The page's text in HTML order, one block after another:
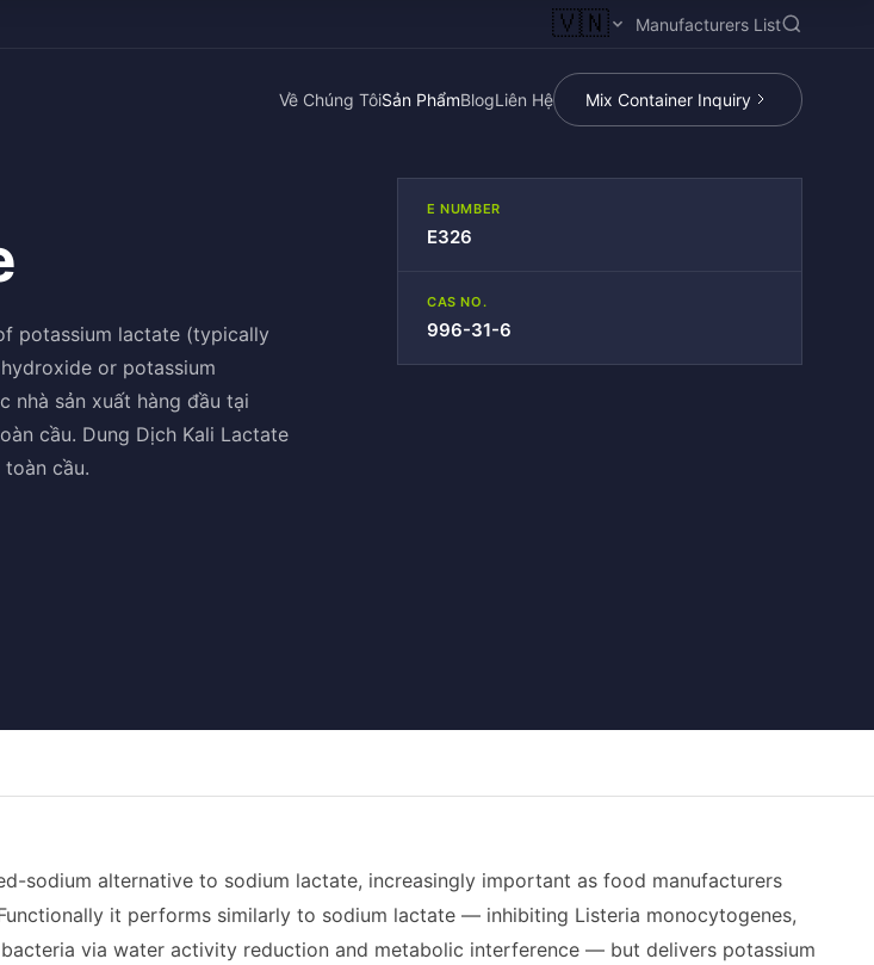
🇻🇳 Manufacturers List
Về Chúng TôiSản PhẩmBlogLiên Hệ Mix Container Inquiry
potassium lactate (typically
or potassium
nhà sản xuất hàng đầu tại
cầu. Dung Dịch Kali Lactate
cầu.
E NUMBER
E326
CAS NO.
996-31-6
sodium alternative to sodium lactate, increasingly important as food manufacturers
it performs similarly to sodium lactate — inhibiting Listeria monocytogenes,
via water activity reduction and metabolic interference — but delivers potassium